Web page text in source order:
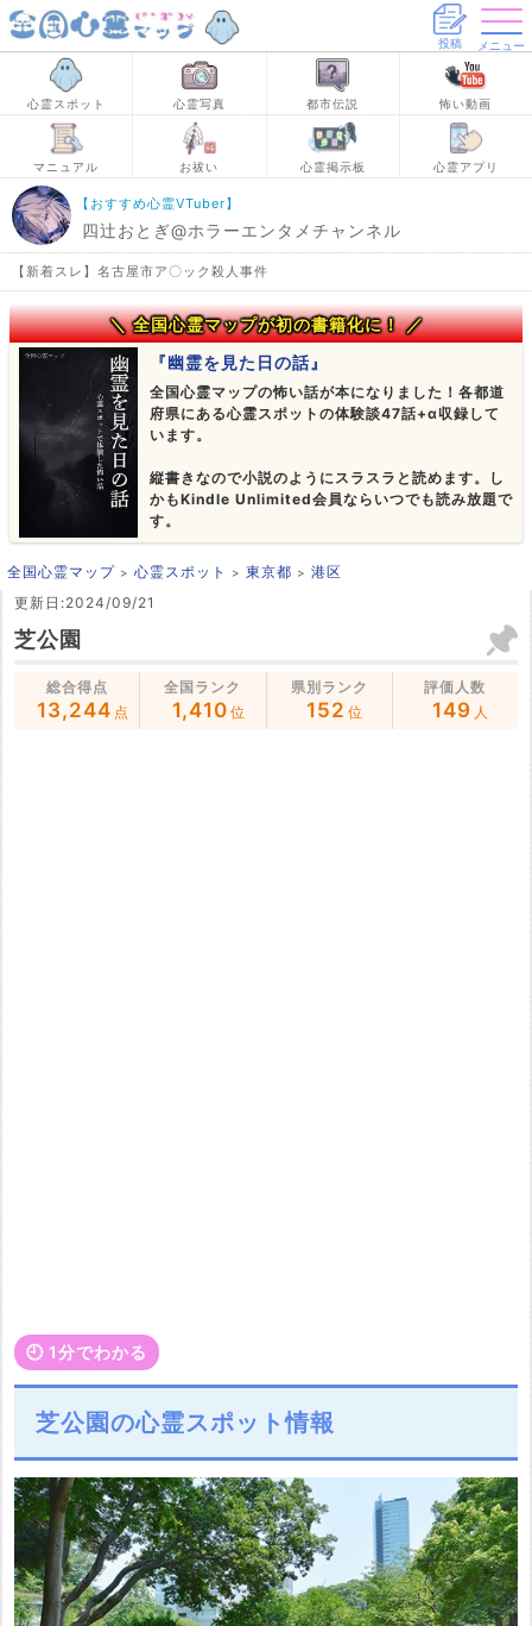
投稿 メニュー
心霊スポット 心霊写真 都市伝説 怖い動画
マニュアル お祓い 心霊掲示板 心霊アプリ
【おすすめ心霊VTuber】
四辻おとぎ@ホラーエンタメチャンネル
【新着スレ】名古屋市ア〇ック殺人事件
＼ 全国心霊マップが初の書籍化に！ ／
『幽霊を見た日の話』
全国心霊マップの怖い話が本になりました！各都道
府県にある心霊スポットの体験談47話+α収録して
います。
縦書きなので小説のようにスラスラと読めます。し
かもKindle Unlimited会員ならいつでも読み放題で
す。
全国心霊マップ 心霊スポット 東京都
港区
更新日:2024/09/21
芝公園
総合得点
13,244 点
全国ランク
1,410 位
県別ランク
152 位
評価人数
149 人
🕘️ 1分でわかる
芝公園の心霊スポット情報